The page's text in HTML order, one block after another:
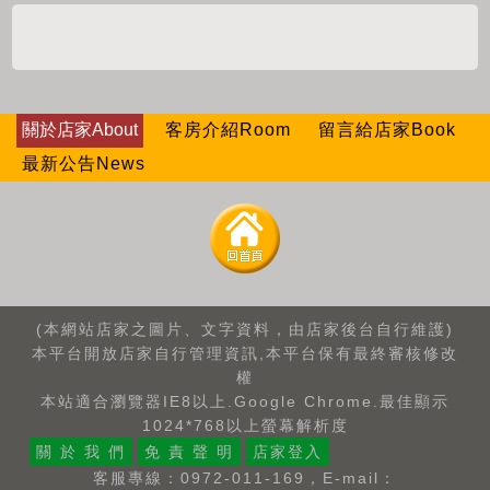
關於店家About 客房介紹Room
留言給店家Book
最新公告News
(本網站店家之圖片、文字資料，由店家後台自行維護)
本平台開放店家自行管理資訊,本平台保有最終審核修改
權
本站適合瀏覽器IE8以上.Google Chrome.最佳顯示
1024*768以上螢幕解析度
關 於 我 們
免 責 聲 明
店家登入
客服專線：0972-011-169，E-mail：